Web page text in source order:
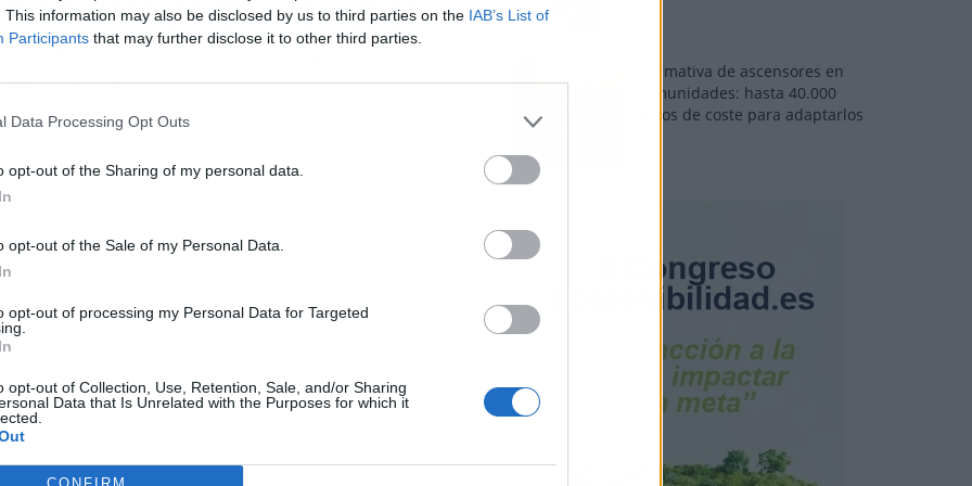
This information may also be disclosed by us to third parties on the IAB’s List of
Participants that may further disclose it to other third parties.
Data Processing Opt Outs
opt-out of the Sharing of my personal data.
opt-out of the Sale of my Personal Data.
opt-out of processing my Personal Data for Targeted
opt-out of Collection, Use, Retention, Sale, and/or Sharing
Data that Is Unrelated with the Purposes for which it
incluso durante el transporte. Al elegir una
estar seguras de que su inversión en el
posible.
Normativa de ascensores en
comunidades: hasta 40.000
euros de coste para adaptarlos